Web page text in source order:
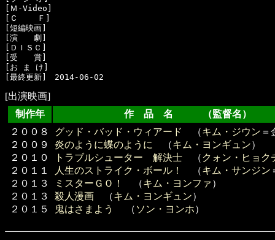
[Ｍ-Video]
[Ｃ    Ｆ]
[短編映画]
[演　　劇]
[ＤＩＳＣ]
[受　　賞]
[お ま け]
[出演映画]
制作年
作 品 名 （監督名）
２００８
２００９
２０１０
２０１１
２０１３
２０１３
２０１５
グッド・バッド・ウィアード （キム・ジウン ＝
炎のように蝶のように
（キム・ヨンギュン）
トラブルシューター 解決士 （ クォン・ヒョク
人生のストライク・ボール！
（キム・サンジン
ミスターＧＯ！
（キム・ヨンファ）
殺人漫画 （キム・ヨンギュン）
鬼はさまよう
（ ソン・ヨンホ）